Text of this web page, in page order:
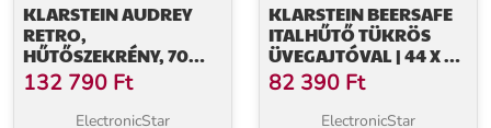
KLARSTEIN AUDREY
RETRO,
HŰTŐSZEKRÉNY, 70
LITER, 3 POLC, 2 REKESZ
AZ AJTÓBAN, BELSŐ
VILÁGÍTÁS
132 790 Ft
ElectronicStar
KLARSTEIN BEERSAFE
ITALHŰTŐ TÜKRÖS
ÜVEGAJTÓVAL | 44 X 48
CM | LED-ES BELSŐ
VILÁGÍTÁS
82 390 Ft
ElectronicStar